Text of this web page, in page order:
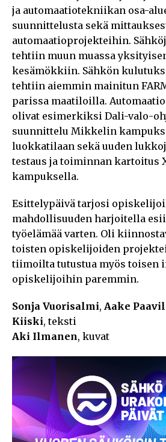
ja automaatiotekniikan osa-
suunnittelusta sekä
automaatioprojekteihin.
tehtiin muun muassa
kesämökkiin. Sähkön
tehtiin aiemmin mainitun
parissa maatiloilla.
olivat esimerkiksi Dali-valo-
suunnittelu Mikkelin
luokkatilaan sekä uuden
testaus ja toiminnan kartoitus
kampuksella.
Esittelypäivä tarjosi
mahdollisuuden harjoitella
työelämää varten. Oli
toisten opiskelijoiden
tiimoilta tutustua myös toisen
opiskelijoihin paremmin.
Sonja Vuorisalmi, Aake
Kiiski, teksti
Aki Ilmanen, kuvat